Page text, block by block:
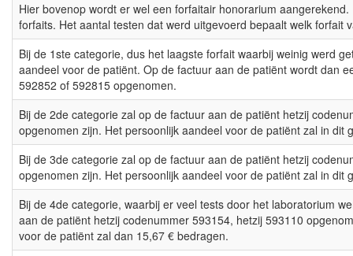
Hier bovenop wordt er wel een forfaitair honorarium
forfaits. Het aantal testen dat werd uitgevoerd bepaalt welk forfait
Bij de 1ste categorie, dus het laagste forfait waarbij weinig werd
aandeel voor de patiënt. Op de factuur aan de patiënt wordt dan
592852 of 592815 opgenomen.
Bij de 2de categorie zal op de factuur aan de patiënt hetzij
opgenomen zijn. Het persoonlijk aandeel voor de patiënt zal in dit
Bij de 3de categorie zal op de factuur aan de patiënt hetzij
opgenomen zijn. Het persoonlijk aandeel voor de patiënt zal in dit
Bij de 4de categorie, waarbij er veel tests door het laboratorium
aan de patiënt hetzij codenummer 593154, hetzij 593110
voor de patiënt zal dan 15,67 € bedragen.